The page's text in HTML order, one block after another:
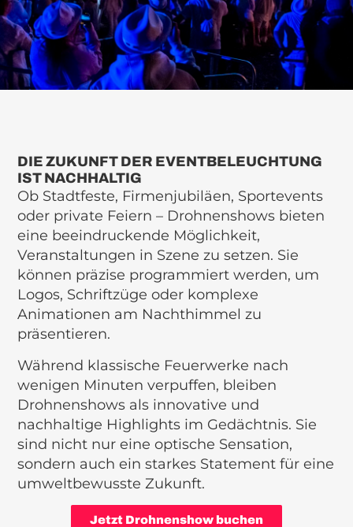
DIE ZUKUNFT DER EVENTBELEUCHTUNG
IST NACHHALTIG
Ob Stadtfeste, Firmenjubiläen, Sportevents
oder private Feiern – Drohnenshows bieten
eine beeindruckende Möglichkeit,
Veranstaltungen in Szene zu setzen. Sie
können präzise programmiert werden, um
Logos, Schriftzüge oder komplexe
Animationen am Nachthimmel zu
präsentieren.
Während klassische Feuerwerke nach
wenigen Minuten verpuffen, bleiben
Drohnenshows als innovative und
nachhaltige Highlights im Gedächtnis. Sie
sind nicht nur eine optische Sensation,
sondern auch ein starkes Statement für eine
umweltbewusste Zukunft.
Jetzt Drohnenshow buchen